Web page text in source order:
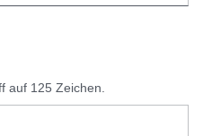
auf 125 Zeichen.